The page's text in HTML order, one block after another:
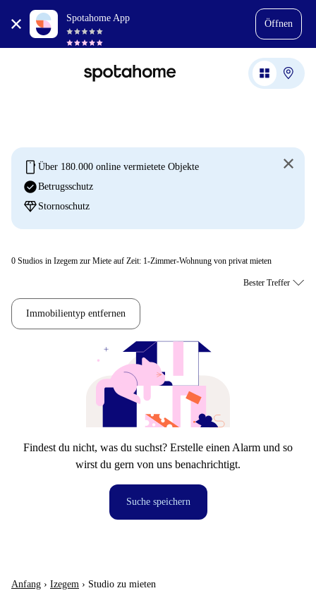
Spotahome App
Öffnen
mobile Über 180.000 online vermietete Objekte
check_circleBetrugsschutz
diamond Stornoschutz
0 Studios in Izegem zur Miete auf Zeit: 1-Zimmer-Wohnung von privat mieten
Immobilientyp entfernen
Findest du nicht, was du suchst? Erstelle einen Alarm und so
wirst du gern von uns benachrichtigt.
Suche speichern
Anfang › Izegem › Studio zu mieten